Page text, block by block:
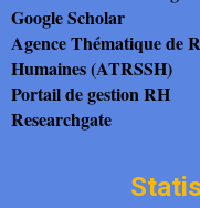
Google Scholar
Agence Thématique de
Humaines (ATRSSH)
Portail de gestion RH
Researchgate